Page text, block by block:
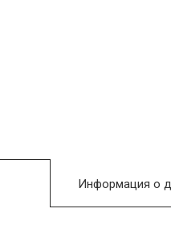
Информация о